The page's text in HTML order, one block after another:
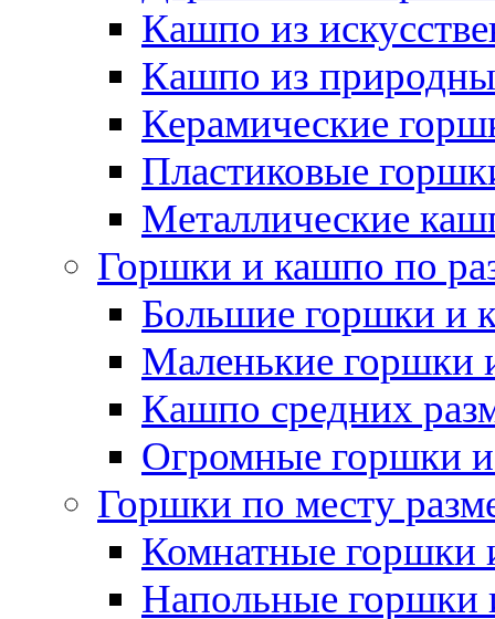
Кашпо из
Кашпо из
Керамические
Пластиковые
Металлические
Горшки и кашпо по
Большие горшки и
Маленькие горшки
Кашпо средних
Огромные горшки
Горшки по месту
Комнатные горшки
Напольные горшки